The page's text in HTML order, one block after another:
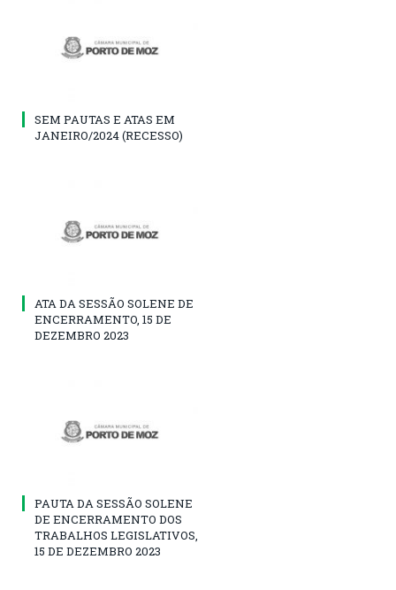
SEM PAUTAS E ATAS EM
JANEIRO/2024 (RECESSO)
ATA DA SESSÃO SOLENE DE
ENCERRAMENTO, 15 DE
DEZEMBRO 2023
PAUTA DA SESSÃO SOLENE
DE ENCERRAMENTO DOS
TRABALHOS LEGISLATIVOS,
15 DE DEZEMBRO 2023